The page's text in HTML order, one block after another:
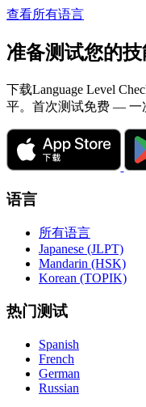
查看所有语言
准备测试您的技
下载Language Level
平。首次测试免费 — 一
语言
所有语言
Japanese (JLPT)
Mandarin (HSK)
Korean (TOPIK)
热门测试
Spanish
French
German
Russian